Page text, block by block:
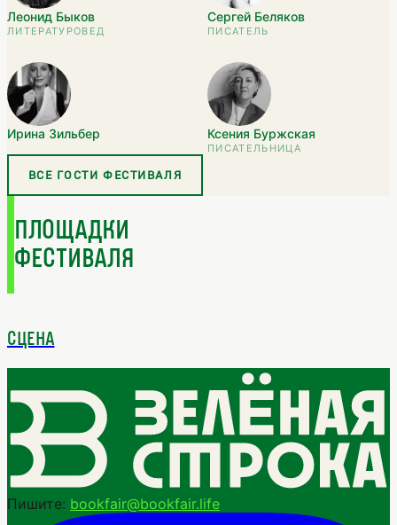
Леонид Быков
ЛИТЕРАТУРОВЕД
Сергей Беляков
ПИСАТЕЛЬ
Ирина Зильбер Ксения Буржская
ПИСАТЕЛЬНИЦА
ВСЕ ГОСТИ ФЕСТИВАЛЯ
ПЛОЩАДКИ
ФЕСТИВАЛЯ
СЦЕНА
Пишите: bookfair@bookfair.life